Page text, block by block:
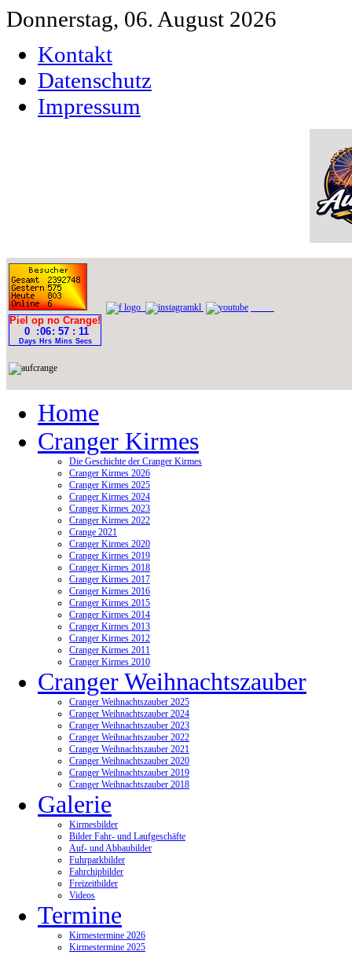
Donnerstag, 06. August 2026
Kontakt
Datenschutz
Impressum
Home
Cranger Kirmes
Die Geschichte der Cranger Kirmes
Cranger Kirmes 2026
Cranger Kirmes 2025
Cranger Kirmes 2024
Cranger Kirmes 2023
Cranger Kirmes 2022
Crange 2021
Cranger Kirmes 2020
Cranger Kirmes 2019
Cranger Kirmes 2018
Cranger Kirmes 2017
Cranger Kirmes 2016
Cranger Kirmes 2015
Cranger Kirmes 2014
Cranger Kirmes 2013
Cranger Kirmes 2012
Cranger Kirmes 2011
Cranger Kirmes 2010
Cranger Weihnachtszauber
Cranger Weihnachtszauber 2025
Cranger Weihnachtszauber 2024
Cranger Weihnachtszauber 2023
Cranger Weihnachtszauber 2022
Cranger Weihnachtszauber 2021
Cranger Weihnachtszauber 2020
Cranger Weihnachtszauber 2019
Cranger Weihnachtszauber 2018
Galerie
Kirmesbilder
Bilder Fahr- und Laufgeschäfte
Auf- und Abbaubilder
Fuhrparkbilder
Fahrchipbilder
Freizeitbilder
Videos
Termine
Kirmestermine 2026
Kirmestermine 2025